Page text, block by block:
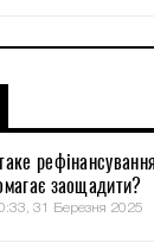
заощадити?
31 Березня 2025